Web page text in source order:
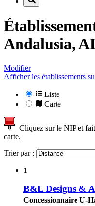
Andalusia,
Modifier
Afficher les établissements
Liste
Carte
Cliquez sur le NIP et
carte.
Trier par :
1
B&L Designs &
Concessionnaire U-